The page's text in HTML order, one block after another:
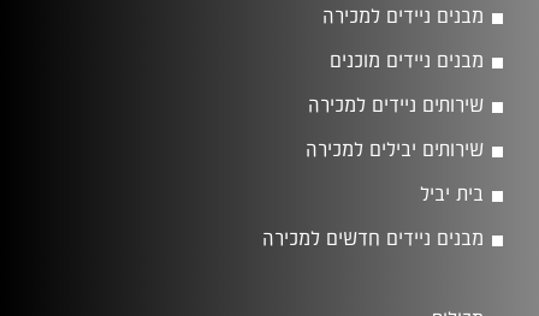
מבנים ניידים למכירה
מבנים ניידים מוכנים
שירותים ניידים למכירה
שירותים יבילים למכירה
בית יביל
מבנים ניידים חדשים למכירה